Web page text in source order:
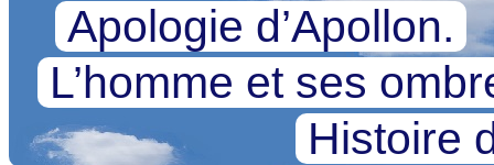
Apologie d’Apollon.
L’homme et ses
Histoire